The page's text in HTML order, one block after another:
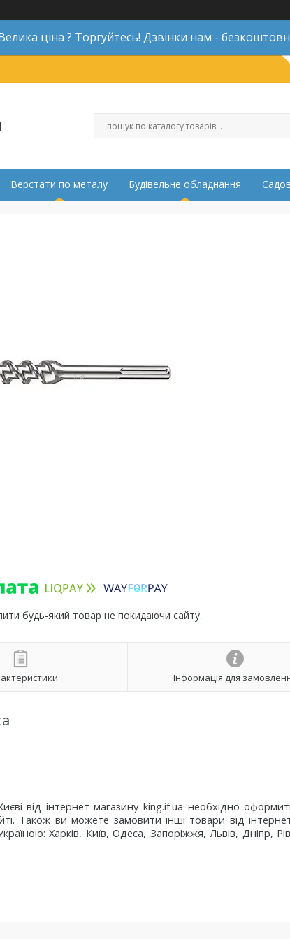
ціна ? Торгуйтесь! Дзвінки нам -
Верстати по металу Будівельне обладнання
будь-який товар не покидаючи сайту.
Інформація для
від інтернет-магазину king.if.ua необхідно
Також ви можете замовити інші товари від
Харків, Київ, Одеса, Запоріжжя, Львів, Дніпр,